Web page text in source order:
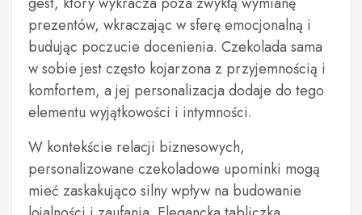
prezentów, wkraczając w sferę emocjonalną i
budując poczucie docenienia. Czekolada sama
w sobie jest często kojarzona z przyjemnością i
komfortem, a jej personalizacja dodaje do tego
elementu wyjątkowości i intymności.
W kontekście relacji biznesowych,
personalizowane czekoladowe upominki mogą
mieć zaskakująco silny wpływ na budowanie